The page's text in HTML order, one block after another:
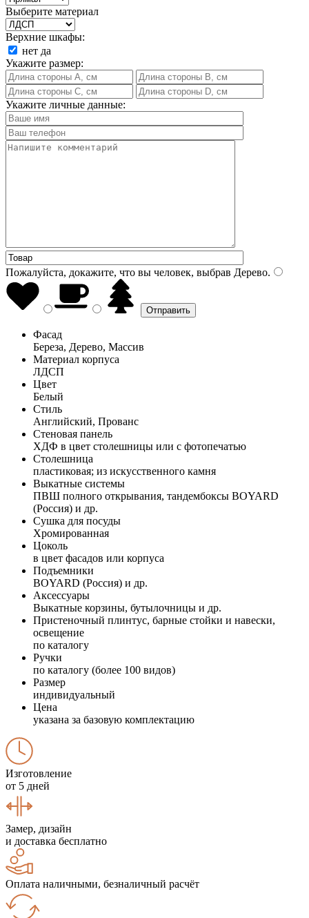
Выберите материал
Верхние шкафы:
нет да
Укажите размер:
Укажите личные данные:
Пожалуйста, докажите, что вы человек, выбрав Дерево.
Фасад
Береза, Дерево, Массив
Материал корпуса
ЛДСП
Цвет
Белый
Стиль
Английский, Прованс
Стеновая панель
ХДФ в цвет столешницы или с фотопечатью
Столешница
пластиковая; из искусственного камня
Выкатные системы
ПВШ полного открывания, тандембоксы BOYARD
(Россия) и др.
Сушка для посуды
Хромированная
Цоколь
в цвет фасадов или корпуса
Подъемники
BOYARD (Россия) и др.
Аксессуары
Выкатные корзины, бутылочницы и др.
Пристеночный плинтус, барные стойки и навески,
освещение
по каталогу
Ручки
по каталогу (более 100 видов)
Размер
индивидуальный
Цена
указана за базовую комплектацию
Изготовление
от 5 дней
Замер, дизайн
и доставка бесплатно
Оплата наличными, безналичный расчёт